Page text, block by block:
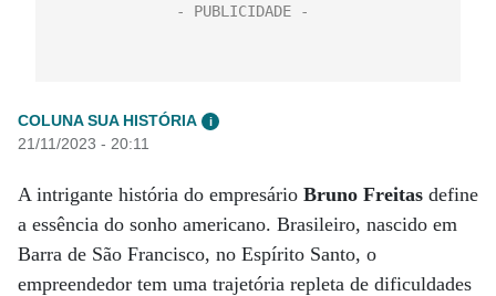
COLUNA SUA HISTÓRIA i
21/11/2023 - 20:11
A intrigante história do empresário Bruno Freitas define
a essência do sonho americano. Brasileiro, nascido em
Barra de São Francisco, no Espírito Santo, o
empreendedor tem uma trajetória repleta de dificuldades